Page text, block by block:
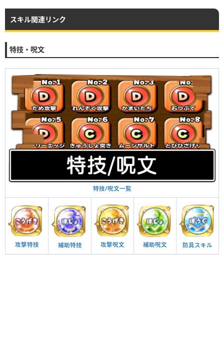
スキル関連リンク
特技・呪文
特技/呪文一覧
攻撃特技 補助特技 攻撃呪文 補助呪文 防具スキル